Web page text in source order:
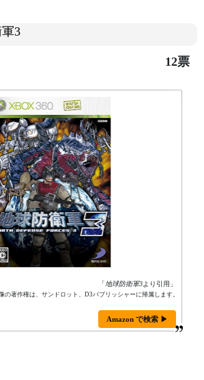
3
12票
「地球防衛軍3より引用」
の著作権は、サンドロット、D3パブリッシャーに帰属します。
Amazon で検索 ▶